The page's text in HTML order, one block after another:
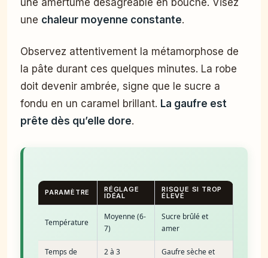
une amertume désagréable en bouche. Visez
une chaleur moyenne constante.
Observez attentivement la métamorphose de
la pâte durant ces quelques minutes. La robe
doit devenir ambrée, signe que le sucre a
fondu en un caramel brillant. La gaufre est
prête dès qu’elle dore.
PARAMÈTRE RÉGLAGE
IDÉAL
RISQUE SI TROP
ÉLEVÉ
Température
Moyenne (6-
7)
Sucre brûlé et
amer
Temps de
2 à 3
Gaufre sèche et